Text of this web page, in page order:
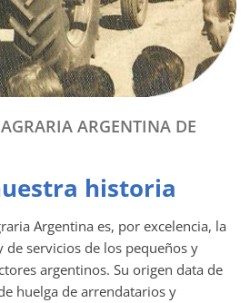
ARGENTINA DE
historia
Argentina es, por excelencia, la
de servicios de los pequeños y
argentinos. Su origen data de
huelga de arrendatarios y